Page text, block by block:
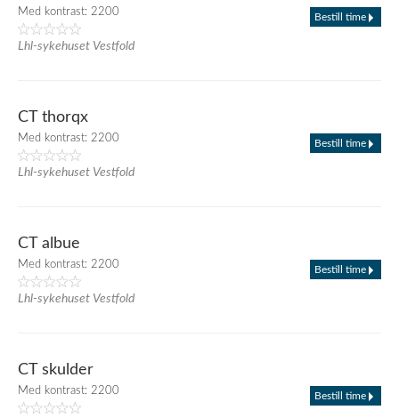
Med kontrast: 2200
Lhl-sykehuset Vestfold
Bestill time
CT thorqx
Med kontrast: 2200
Lhl-sykehuset Vestfold
Bestill time
CT albue
Med kontrast: 2200
Lhl-sykehuset Vestfold
Bestill time
CT skulder
Med kontrast: 2200 Bestill time